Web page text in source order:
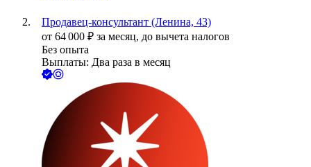
Продавец-консультант (Ленина, 43)
от 64 000 ₽ за месяц, до вычета налогов
Без опыта
Выплаты: Два раза в месяц